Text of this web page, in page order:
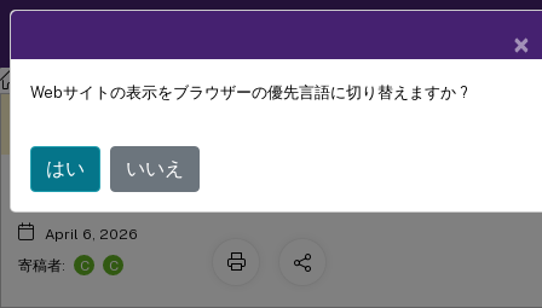
Citrix Virtual Apps and Desktops7 2511 Director
Microsoft Teams
April 6, 2026
寄稿者:
C C
×
Webサイトの表示をブラウザーの優先言語に切り替えますか ?
はい いいえ